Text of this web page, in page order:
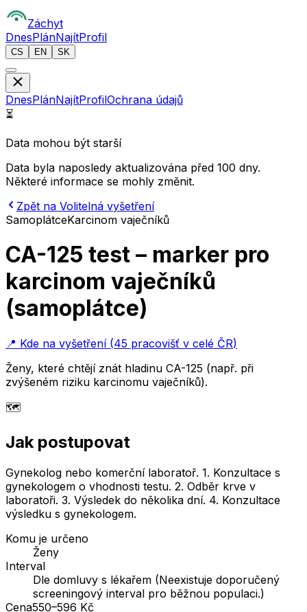
Záchyt
DnesPlánNajítProfil
CS EN SK
DnesPlánNajítProfilOchrana údajů
⏳
Data mohou být starší
Data byla naposledy aktualizována před 100 dny.
Některé informace se mohly změnit.
Zpět na Volitelná vyšetření
SamoplátceKarcinom vaječníků
CA-125 test – marker pro
karcinom vaječníků
(samoplátce)
📍 Kde na vyšetření(45 pracovišť v celé ČR)
Ženy, které chtějí znát hladinu CA-125 (např. při
zvýšeném riziku karcinomu vaječníků).
🗺️
Jak postupovat
Gynekolog nebo komerční laboratoř. 1. Konzultace s
gynekologem o vhodnosti testu. 2. Odběr krve v
laboratoři. 3. Výsledek do několika dní. 4. Konzultace
výsledku s gynekologem.
Komu je určeno
Ženy
Interval
Dle domluvy s lékařem (Neexistuje doporučený
screeningový interval pro běžnou populaci.)
Cena550–596 Kč